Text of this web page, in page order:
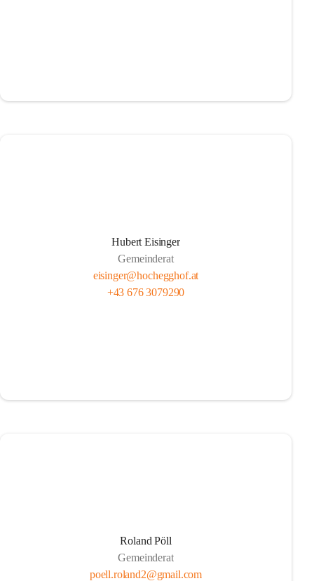
Hubert Eisinger
Gemeinderat
eisinger@hochegghof.at
+43 676 3079290
Roland Pöll
Gemeinderat
poell.roland2@gmail.com